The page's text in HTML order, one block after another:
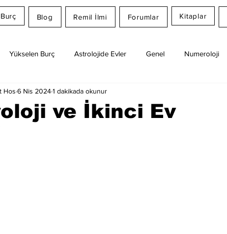
Blog Remil İlmi Forumlar Kitaplar
Yükselen Burç Astrolojide Evler Genel Numeroloji
Günlük Burç Yorumları
ve İkinci Ev
Hos 6 Nis 20241 dakikada okunur
NaN yıldız